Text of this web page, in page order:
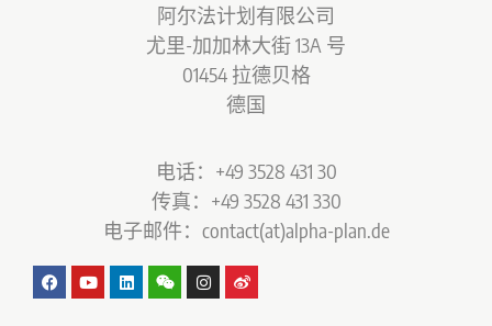
阿尔法计划有限公司
尤里-加加林大街 13A 号
01454 拉德贝格
德国
电话：+49 3528 431 30
传真：+49 3528 431 330
电子邮件：contact(at)alpha-plan.de